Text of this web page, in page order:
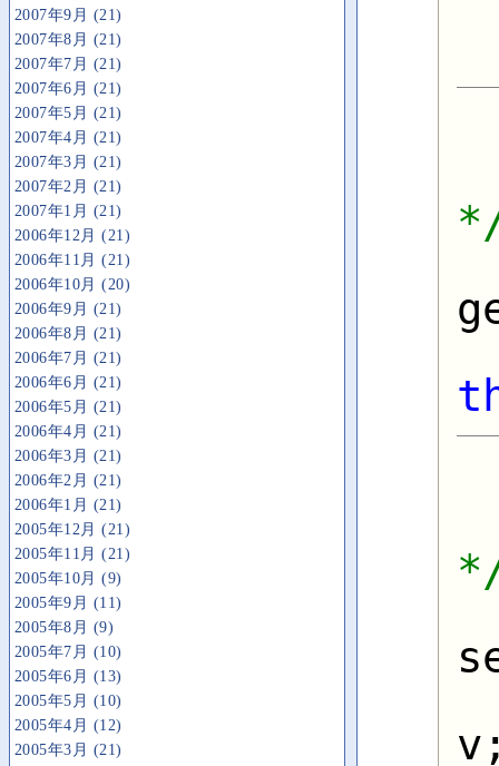
2007年9月 (21)
2007年8月 (21)
2007年7月 (21)
2007年6月 (21)
2007年5月 (21)
2007年4月 (21)
2007年3月 (21)
2007年2月 (21)
2007年1月 (21)
2006年12月 (21)
2006年11月 (21)
2006年10月 (20)
2006年9月 (21)
2006年8月 (21)
2006年7月 (21)
2006年6月 (21)
2006年5月 (21)
2006年4月 (21)
2006年3月 (21)
2006年2月 (21)
2006年1月 (21)
2005年12月 (21)
2005年11月 (21)
2005年10月 (9)
2005年9月 (11)
2005年8月 (9)
2005年7月 (10)
2005年6月 (13)
2005年5月 (10)
2005年4月 (12)
2005年3月 (21)